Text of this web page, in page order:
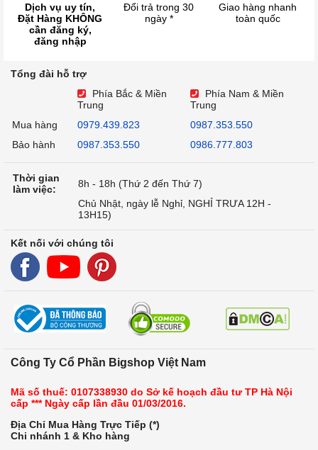
Dịch vụ uy tín,
Đặt Hàng KHÔNG
cần đăng ký,
đăng nhập
Đổi trả trong 30
ngày *
Giao hàng nhanh
toàn quốc
Tổng đài hỗ trợ
Phía Bắc & Miền
Trung
Phía Nam & Miền
Trung
Mua hàng
0979.439.823
0987.353.550
Bảo hành
0987.353.550 0986.777.803
Thời gian
làm việc:
8h - 18h (Thứ 2 đến Thứ 7)
Chủ Nhật, ngày lễ Nghỉ, NGHỈ TRƯA 12H -
13H15)
Kết nối với chúng tôi
Công Ty Cổ Phần Bigshop Việt Nam
Mã số thuế: 0107338930 do Sở kế hoạch đầu tư TP Hà Nội
cấp *** Ngày cấp lần đầu 01/03/2016.
Địa Chỉ Mua Hàng Trực Tiếp (*)
Chi nhánh 1 & Kho hàng